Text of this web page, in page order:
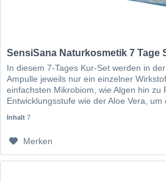
SensiSana Naturkosmetik 7 Tage
In diesem 7-Tages Kur-Set werden in
Ampulle jeweils nur ein einzelner
einfachsten Mikrobiom, wie Algen hin zu
Entwicklungsstufe wie der Aloe Vera,
Inhalt7
Merken